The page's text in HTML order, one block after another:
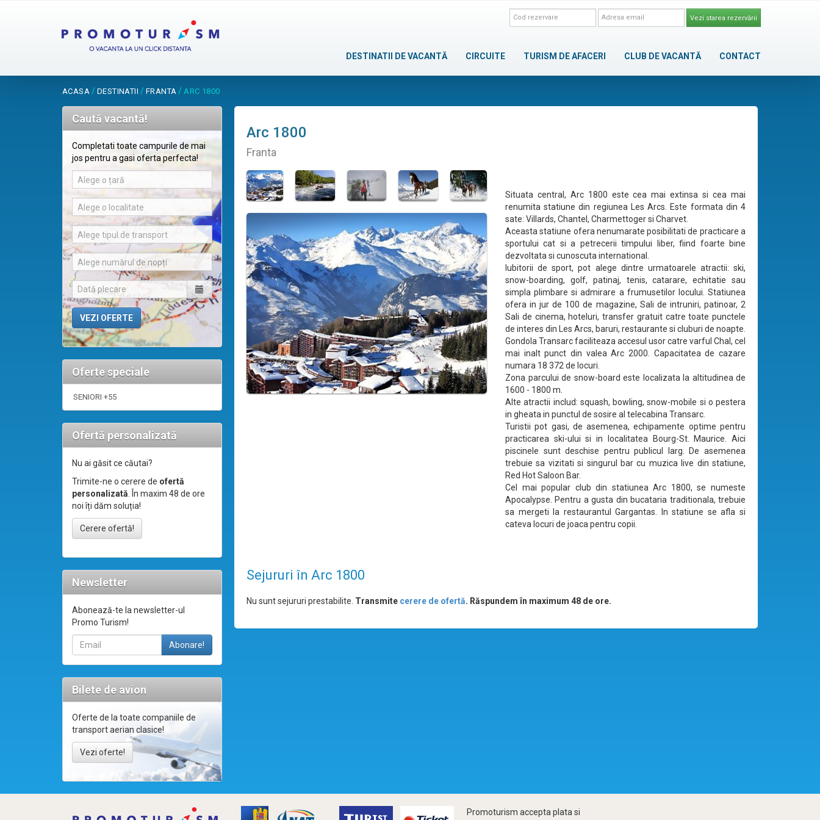
Vezi starea rezervării
DESTINATII DE VACANTĂ CIRCUITE TURISM DE AFACERI CLUB DE VACANTĂ CONTACT
ACASA / DESTINATII / FRANTA /ARC 1800
Caută vacantă!
Completati toate campurile de mai
jos pentru a gasi oferta perfecta!
Alege o țară
Alege o localitate
Alege tipul de transport
Alege numărul de nopți
Oferte speciale
SENIORI +55
Ofertă personalizată
Nu ai găsit ce căutai?
Trimite-ne o cerere de ofertă
personalizată. În maxim 48 de ore
noi îți dăm soluția!
Cerere ofertă!
Newsletter
Abonează-te la newsletter-ul
Promo Turism!
Bilete de avion
Oferte de la toate companiile de
transport aerian clasice!
Vezi oferte!
Arc 1800
Franta
Situata central, Arc 1800 este cea mai extinsa si cea mai
renumita statiune din regiunea Les Arcs. Este formata din 4
sate: Villards, Chantel, Charmettoger si Charvet.
Aceasta statiune ofera nenumarate posibilitati de practicare a
sportului cat si a petrecerii timpului liber, fiind foarte bine
dezvoltata si cunoscuta international.
Iubitorii de sport, pot alege dintre urmatoarele atractii: ski,
snow-boarding, golf, patinaj, tenis, catarare, echitatie sau
simpla plimbare si admirare a frumusetilor locului. Statiunea
ofera in jur de 100 de magazine, Sali de intruniri, patinoar, 2
Sali de cinema, hoteluri, transfer gratuit catre toate punctele
de interes din Les Arcs, baruri, restaurante si cluburi de noapte.
Gondola Transarc faciliteaza accesul usor catre varful Chal, cel
mai inalt punct din valea Arc 2000. Capacitatea de cazare
numara 18 372 de locuri.
Zona parcului de snow-board este localizata la altitudinea de
1600 - 1800 m.
Alte atractii includ: squash, bowling, snow-mobile si o pestera
in gheata in punctul de sosire al telecabina Transarc.
Turistii pot gasi, de asemenea, echipamente optime pentru
practicarea ski-ului si in localitatea Bourg-St. Maurice. Aici
piscinele sunt deschise pentru publicul larg. De asemenea
trebuie sa vizitati si singurul bar cu muzica live din statiune,
Red Hot Saloon Bar.
Cel mai popular club din statiunea Arc 1800, se numeste
Apocalypse. Pentru a gusta din bucataria traditionala, trebuie
sa mergeti la restaurantul Gargantas. In statiune se afla si
cateva locuri de joaca pentru copii.
Sejururi în Arc 1800
Nu sunt sejururi prestabilite. Transmite cerere de ofertă. Răspundem în maximum 48 de ore.
Promoturism accepta plata si